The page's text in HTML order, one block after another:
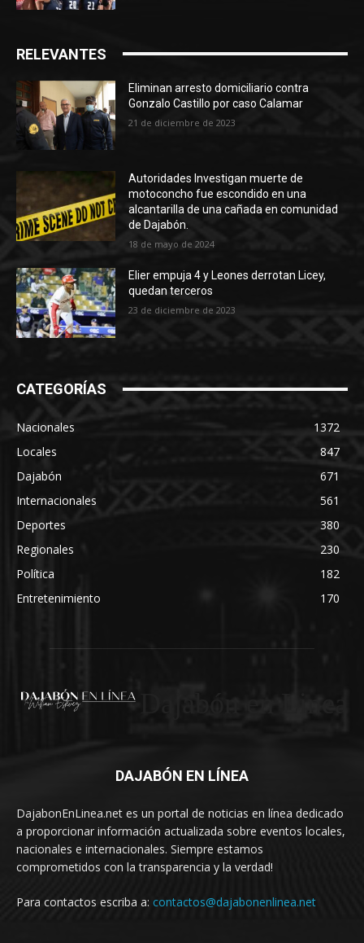
RELEVANTES
Eliminan arresto domiciliario contra
Gonzalo Castillo por caso Calamar
21 de diciembre de 2023
Autoridades Investigan muerte de
motoconcho fue escondido en una
alcantarilla de una cañada en comunidad
de Dajabón.
18 de mayo de 2024
Elier empuja 4 y Leones derrotan Licey,
quedan terceros
23 de diciembre de 2023
CATEGORÍAS
Nacionales
1372
Locales
847
Dajabón
671
Internacionales
561
Deportes
380
Regionales
230
Política
182
Entretenimiento
170
DAJABÓN EN LÍNEA
DajabonEnLinea.net es un portal de noticias en línea dedicado
a proporcionar información actualizada sobre eventos locales,
nacionales e internacionales. Siempre estamos
comprometidos con la transparencia y la verdad!
Para contactos escriba a: contactos@dajabonenlinea.net